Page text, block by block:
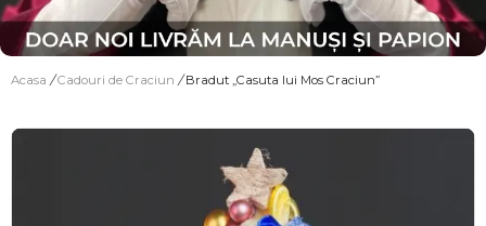
Acasa / Cadouri de Craciun / Bradut „Casuta lui Mos Craciun”